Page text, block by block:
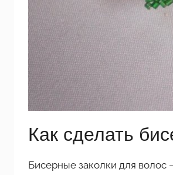
Как сделать
Бисерные заколки для волос